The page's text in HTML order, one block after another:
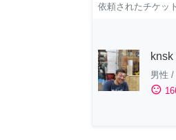
依頼されたチケット
knsk
男性 /
sentiment_satisfied